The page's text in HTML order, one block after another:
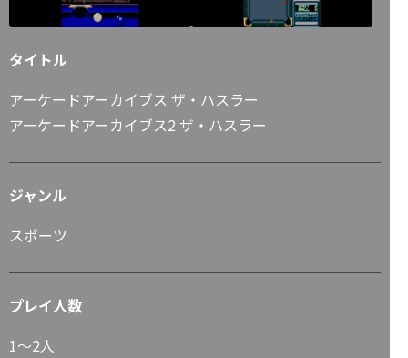
タイトル
アーケードアーカイブス ザ・ハスラー
アーケードアーカイブス2 ザ・ハスラー
ジャンル
スポーツ
プレイ人数
1～2人